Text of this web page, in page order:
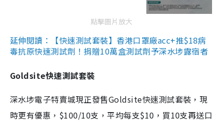
點擊圖片放大
延伸閱讀：【快速測試套裝】香港口罩廠acc+推$18病
毒抗原快速測試劑！捐贈10萬盒測試劑予深水埗露宿者
Goldsite快速測試套裝
深水埗電子特賣城現正發售Goldsite快速測試套裝，現
時更有優惠，$100/10支，平均每支$10，買10支再送口